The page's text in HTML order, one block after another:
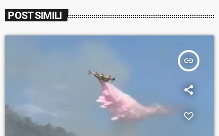
POST SIMILI
insert_link